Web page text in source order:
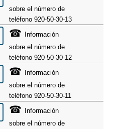
sobre el número de
teléfono 920-50-30-13
☎ Información
sobre el número de
teléfono 920-50-30-12
☎ Información
sobre el número de
teléfono 920-50-30-11
☎ Información
sobre el número de